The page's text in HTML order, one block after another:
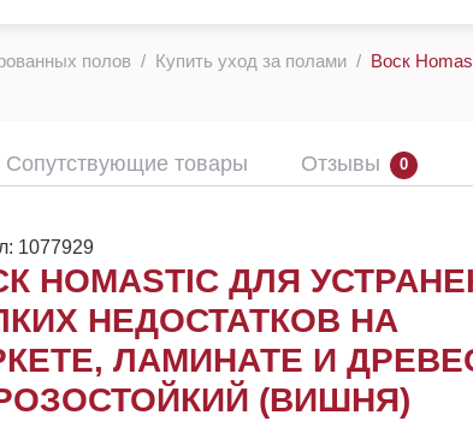
полов Купить уход за полами
Воск
Сопутствующие товары Отзывы 0
1077929
HOMASTIC ДЛЯ
НЕДОСТАТКОВ НА
ЛАМИНАТЕ И
(ВИШНЯ)